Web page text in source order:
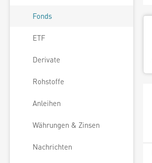
Fonds
ETF
Derivate
Rohstoffe
Anleihen
Währungen & Zinsen
Nachrichten